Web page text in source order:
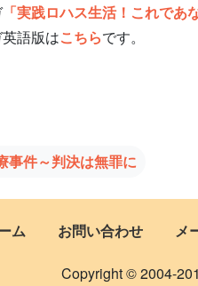
「実践ロハス生活！これであ
語版はこちらです。
事件～判決は無罪に
ム お問い合わせ メ
Copyright © 2004-